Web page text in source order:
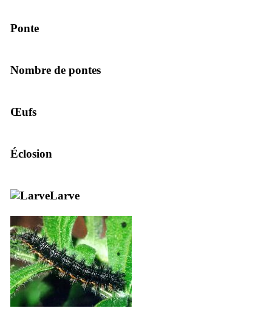
Ponte
Nombre de pontes
Œufs
Éclosion
Larve